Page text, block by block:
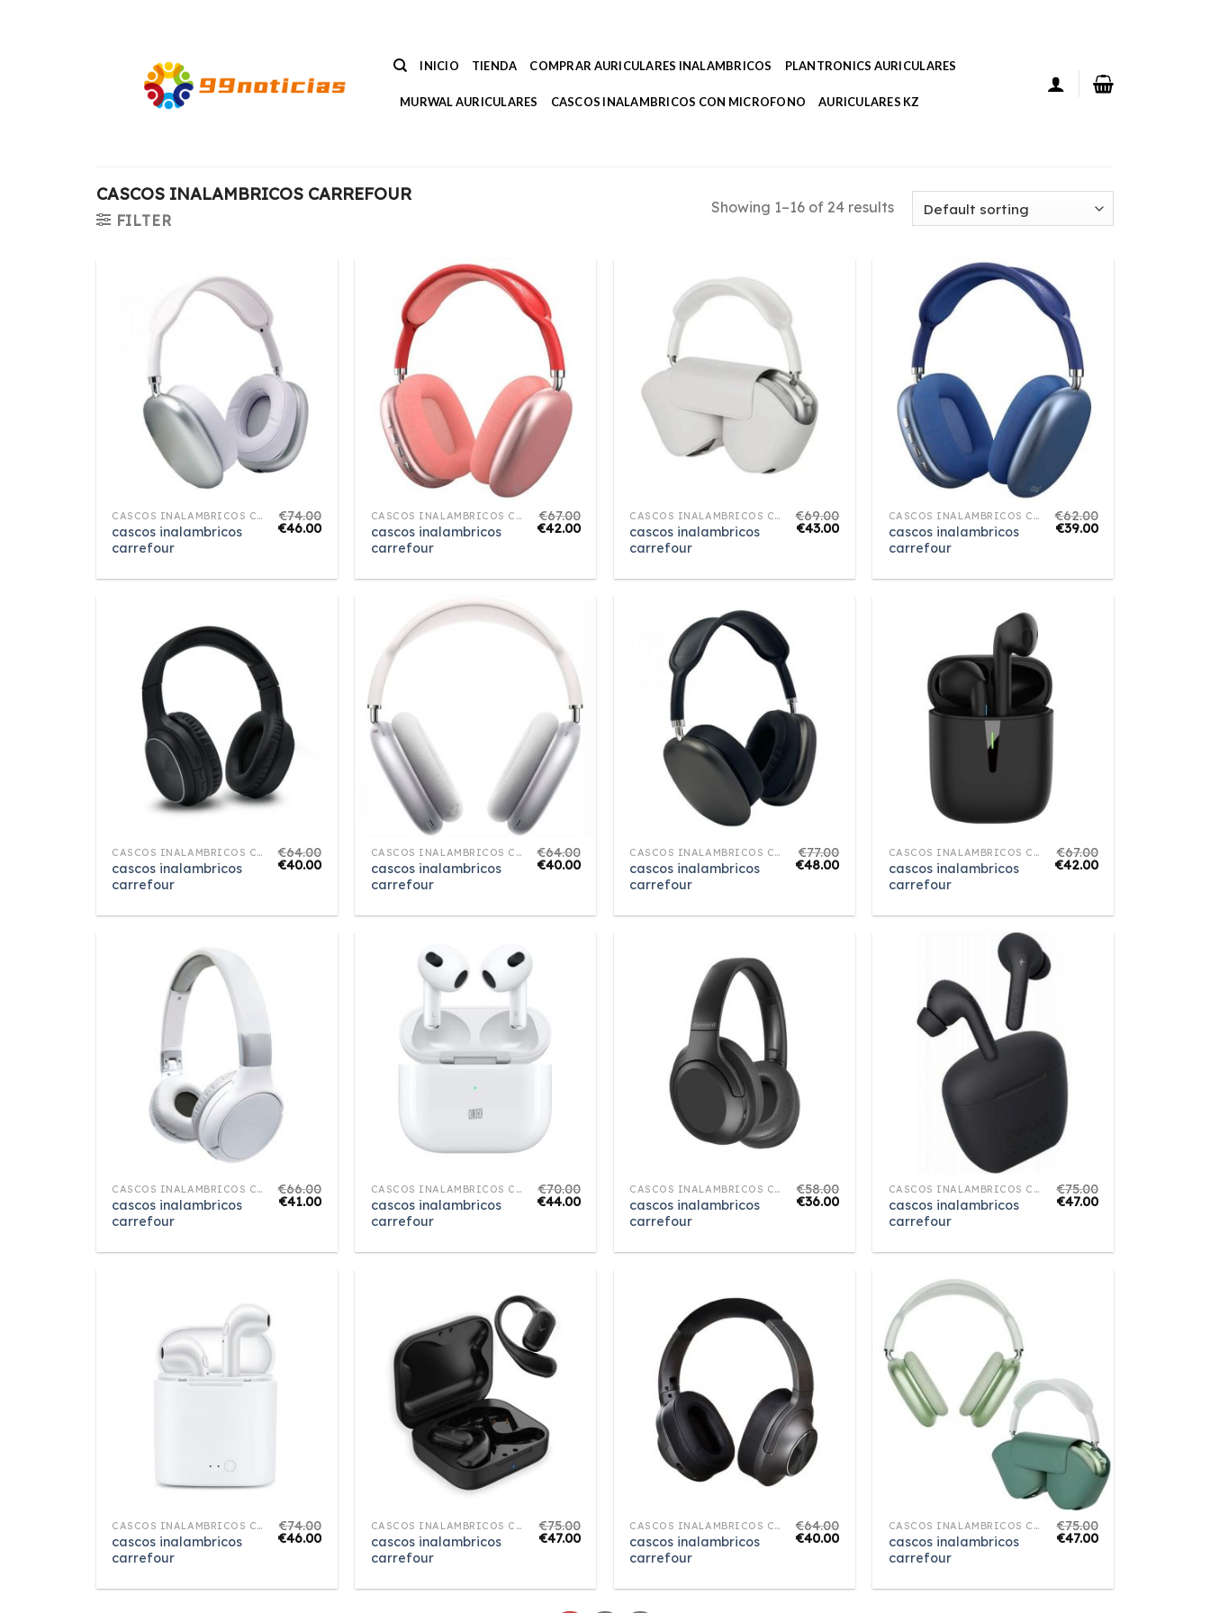
INICIO TIENDA COMPRAR AURICULARES INALAMBRICOS PLANTRONICS AURICULARES
MURWAL AURICULARES CASCOS INALAMBRICOS CON MICROFONO AURICULARES KZ
CASCOS INALAMBRICOS CARREFOUR
FILTER
Showing 1–16 of 24 results
CASCOS INALAMBRICOS CARREFOUR
cascos inalambricos
carrefour
€74.00
€46.00
CASCOS INALAMBRICOS CARREFOUR
cascos inalambricos
carrefour
€67.00
€42.00
CASCOS INALAMBRICOS CARREFOUR
cascos inalambricos
carrefour
€69.00
€43.00
CASCOS INALAMBRICOS CARREFOUR
cascos inalambricos
carrefour
€62.00
€39.00
CASCOS INALAMBRICOS CARREFOUR
cascos inalambricos
carrefour
€64.00
€40.00
CASCOS INALAMBRICOS CARREFOUR
cascos inalambricos
carrefour
€64.00
€40.00
CASCOS INALAMBRICOS CARREFOUR
cascos inalambricos
carrefour
€77.00
€48.00
CASCOS INALAMBRICOS CARREFOUR
cascos inalambricos
carrefour
€67.00
€42.00
CASCOS INALAMBRICOS CARREFOUR
cascos inalambricos
carrefour
€66.00
€41.00
CASCOS INALAMBRICOS CARREFOUR
cascos inalambricos
carrefour
€70.00
€44.00
CASCOS INALAMBRICOS CARREFOUR
cascos inalambricos
carrefour
€58.00
€36.00
CASCOS INALAMBRICOS CARREFOUR
cascos inalambricos
carrefour
€75.00
€47.00
CASCOS INALAMBRICOS CARREFOUR
cascos inalambricos
carrefour
€74.00
€46.00
CASCOS INALAMBRICOS CARREFOUR
cascos inalambricos
carrefour
€75.00
€47.00
CASCOS INALAMBRICOS CARREFOUR
cascos inalambricos
carrefour
€64.00
€40.00
CASCOS INALAMBRICOS CARREFOUR
cascos inalambricos
carrefour
€75.00
€47.00